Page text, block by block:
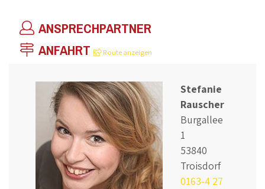
ANSPRECHPARTNER
ANFAHRT
Route anzeigen
Stefanie
Rauscher
Burgallee
1
53840
Troisdorf
0163-4 27